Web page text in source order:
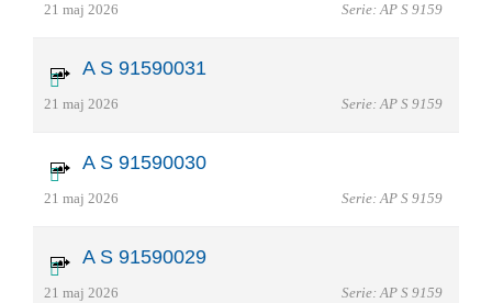
21 maj 2026 Serie: AP S 9159
A S 91590031
21 maj 2026 Serie: AP S 9159
A S 91590030
21 maj 2026 Serie: AP S 9159
A S 91590029
21 maj 2026 Serie: AP S 9159